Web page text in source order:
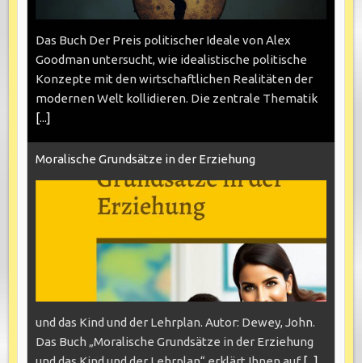
Das Buch Der Preis politischer Ideale von Alex
Goodman untersucht, wie idealistische politische
Konzepte mit den wirtschaftlichen Realitäten der
modernen Welt kollidieren. Die zentrale Thematik
[...]
Moralische Grundsätze in der Erziehung
und das Kind und der Lehrplan. Autor: Dewey, John.
Das Buch „Moralische Grundsätze in der Erziehung